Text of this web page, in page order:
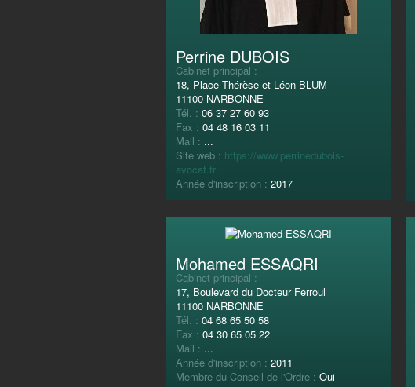
Perrine DUBOIS
Cabinet principal :
18, Place Thérèse et Léon BLUM
11100 NARBONNE
Tél. : 06 37 27 60 93
Fax : 04 48 16 03 11
Mail : ...
Site web : https://www.perrinedubois-
avocat.fr
Année d'inscription : 2017
Mohamed ESSAQRI
Cabinet principal :
17, Boulevard du Docteur Ferroul
11100 NARBONNE
Tél. : 04 68 65 50 58
Fax : 04 30 65 05 22
Mail : ...
Année d'inscription : 2011
Membre du Conseil de l'Ordre : Oui